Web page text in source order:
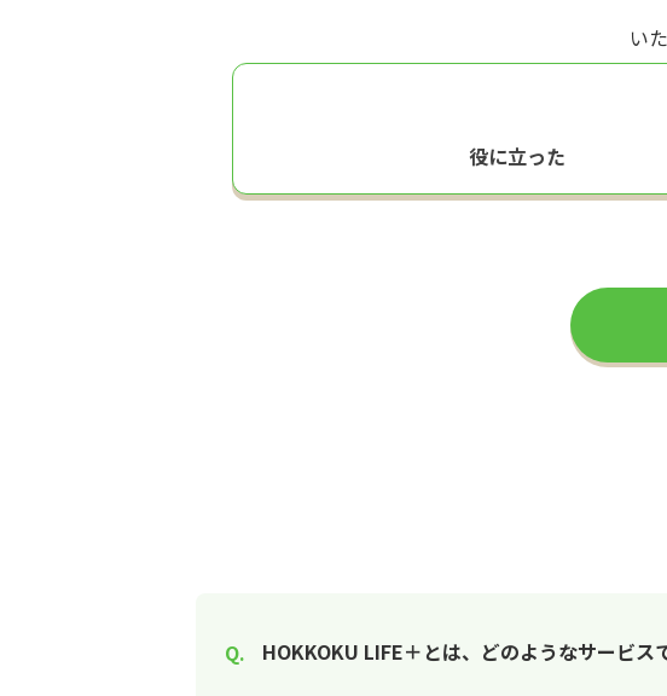
い
役に立った
HOKKOKU LIFE＋とは、どのようなサービス